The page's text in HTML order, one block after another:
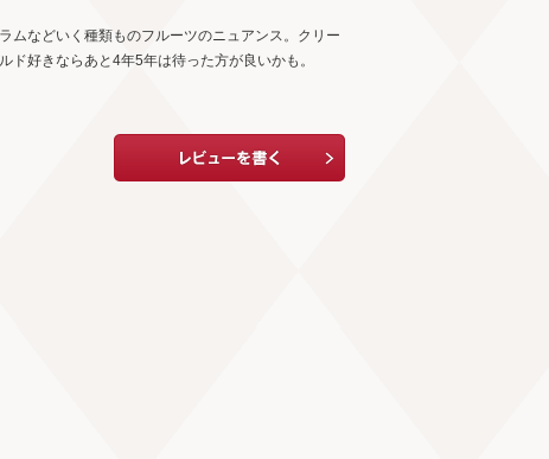
ムなどいく種類ものフルーツのニュアンス。クリー
好きならあと4年5年は待った方が良いかも。